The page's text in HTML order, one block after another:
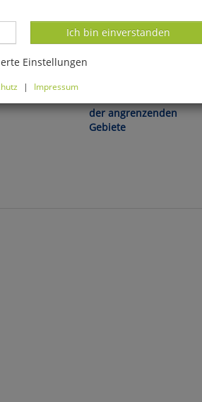
Anbau!
der angrenzenden
Gebiete
Datenverarbeitung -
Ich bin einverstanden
-
Einstellungen
| Impressum
nur mit zwingend notwendigen Cookies
auf Basis Ihrer Einstellungen womöglich